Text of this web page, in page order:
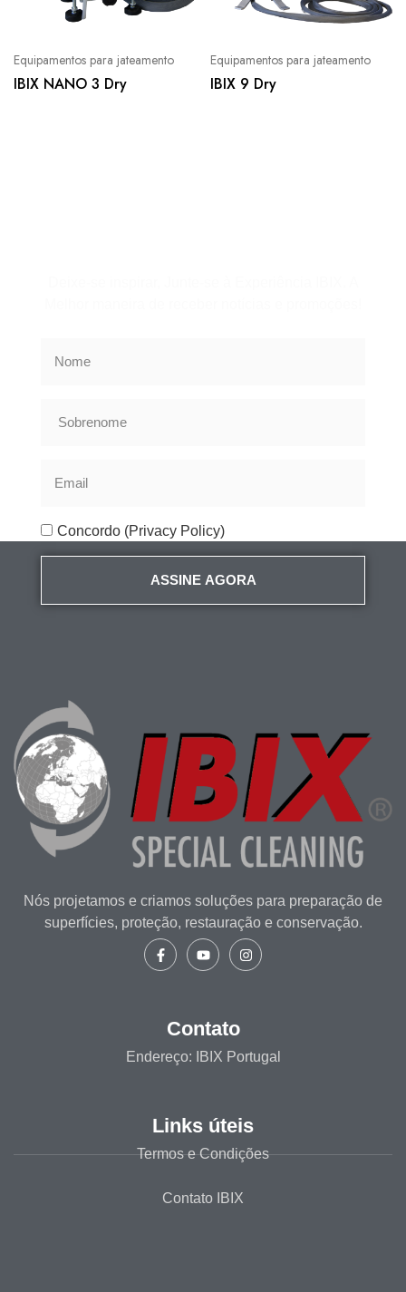
Equipamentos para jateamento
IBIX NANO 3 Dry
Equipamentos para jateamento
IBIX 9 Dry
Concordo (Privacy Policy)
ASSINE AGORA
Nós projetamos e criamos soluções para preparação de
superfícies, proteção, restauração e conservação.
Contato
Endereço: IBIX Portugal
Links úteis
Termos e Condições
Contato IBIX